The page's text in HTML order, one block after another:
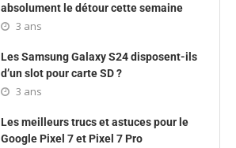
absolument le détour cette semaine
3 ans
Les Samsung Galaxy S24 disposent-ils
d’un slot pour carte SD ?
3 ans
Les meilleurs trucs et astuces pour le
Google Pixel 7 et Pixel 7 Pro